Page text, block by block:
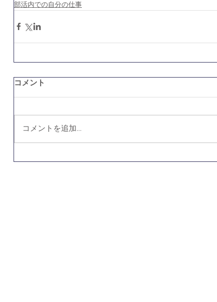
部活内での自分の仕事
コメント
コメントを追加…